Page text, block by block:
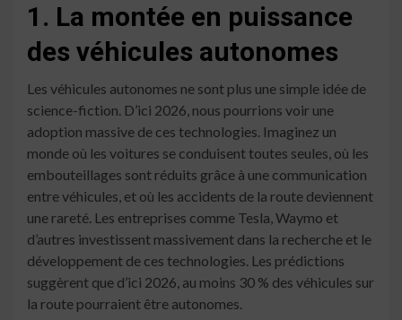
1. La montée en puissance
des véhicules autonomes
Les véhicules autonomes ne sont plus une simple idée de
science-fiction. D’ici 2026, nous pourrions voir une
adoption massive de ces technologies. Imaginez un
monde où les voitures se conduisent toutes seules, où les
embouteillages sont réduits grâce à une communication
entre véhicules, et où les accidents de la route deviennent
une rareté. Les entreprises comme Tesla, Waymo et
d’autres investissent massivement dans la recherche et le
développement de ces technologies. Les prédictions
suggèrent que d’ici 2026, au moins 30 % des véhicules sur
la route pourraient être autonomes.